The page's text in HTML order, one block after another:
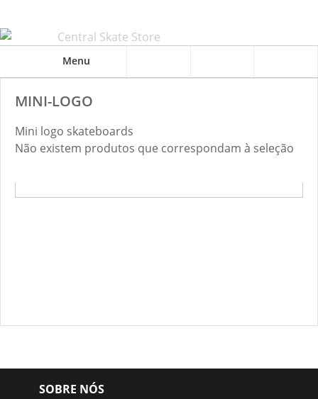
Menu
MINI-LOGO
Mini logo skateboards
Não existem produtos que correspondam à seleção
SOBRE NÓS